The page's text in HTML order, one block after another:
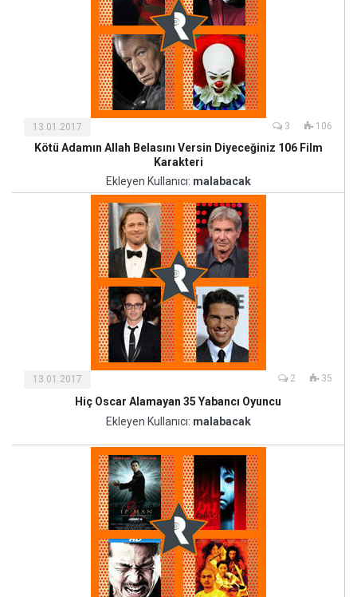
13.01.2017 3 106
Kötü Adamın Allah Belasını Versin Diyeceğiniz 106 Film
Karakteri
Ekleyen Kullanıcı: malabacak
Kültür
13.01.2017 2 35
Hiç Oscar Alamayan 35 Yabancı Oyuncu
Ekleyen Kullanıcı: malabacak